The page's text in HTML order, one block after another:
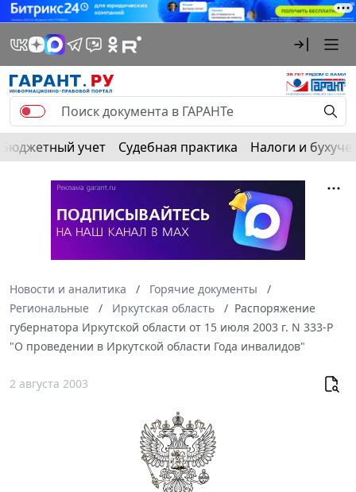
Бюджетный учет Судебная практика Налоги и
Новости и аналитика
Горячие документы
Региональные
Иркутская область
Распоряжение
губернатора Иркутской области от 15 июля 2003 г. N 333-Р
"О проведении в Иркутской области Года инвалидов"
2 августа 2003